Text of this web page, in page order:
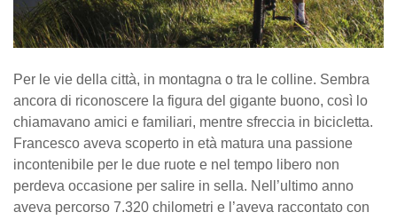
Per le vie della città, in montagna o tra le colline. Sembra
ancora di riconoscere la figura del gigante buono, così lo
chiamavano amici e familiari, mentre sfreccia in bicicletta.
Francesco aveva scoperto in età matura una passione
incontenibile per le due ruote e nel tempo libero non
perdeva occasione per salire in sella. Nell’ultimo anno
aveva percorso 7.320 chilometri e l’aveva raccontato con